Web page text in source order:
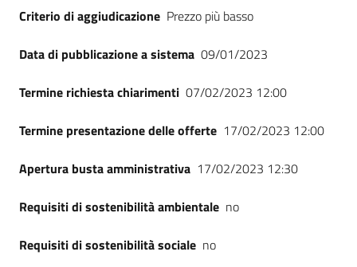
Criterio di aggiudicazione Prezzo più basso
Data di pubblicazione a sistema 09/01/2023
Termine richiesta chiarimenti 07/02/2023 12:00
Termine presentazione delle offerte 17/02/2023 12:00
Apertura busta amministrativa 17/02/2023 12:30
Requisiti di sostenibilità ambientale no
Requisiti di sostenibilità sociale no